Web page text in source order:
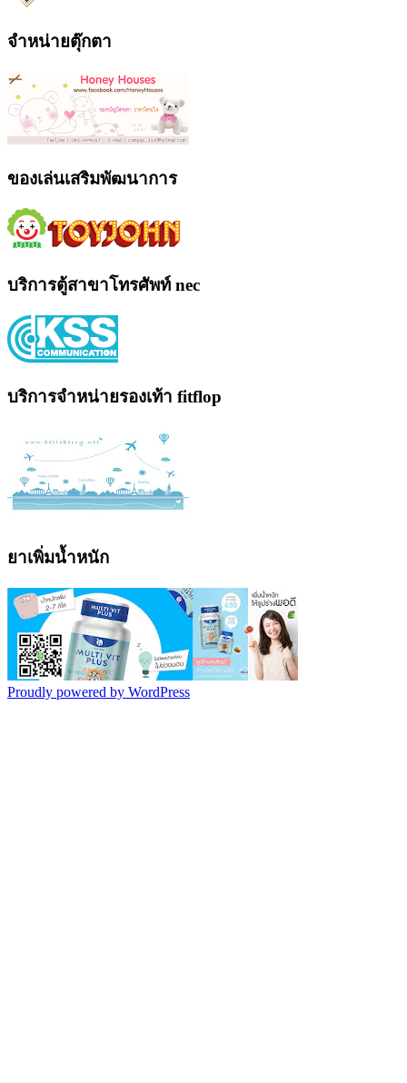
จำหน่ายตุ๊กตา
ของเล่นเสริมพัฒนาการ
บริการตู้สาขาโทรศัพท์ nec
บริการจำหน่ายรองเท้า fitflop
ยาเพิ่มน้ำหนัก
Proudly powered by WordPress